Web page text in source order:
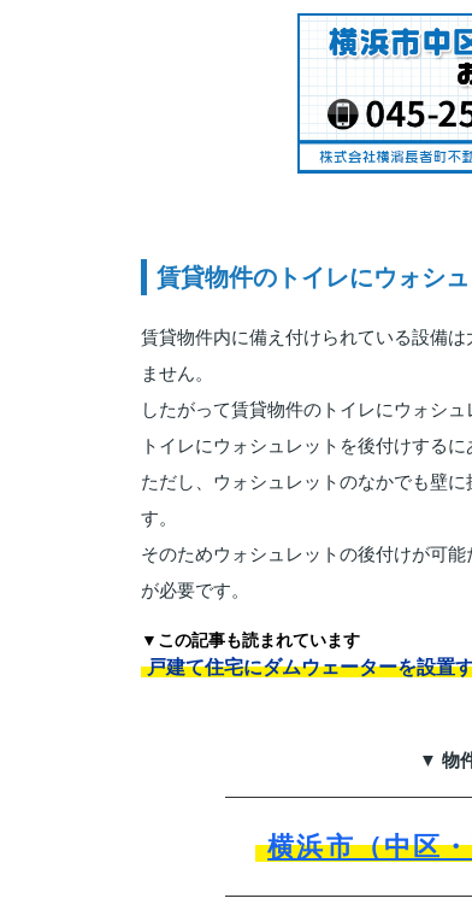
賃貸物件のトイレにウォシ
賃貸物件内に備え付けられている設備
ません。
したがって賃貸物件のトイレにウォシ
トイレにウォシュレットを後付けする
ただし、ウォシュレットのなかでも壁
す。
そのためウォシュレットの後付けが可
が必要です。
▼この記事も読まれています
戸建て住宅にダムウェーターを設置
▼ 物
横浜市（中区